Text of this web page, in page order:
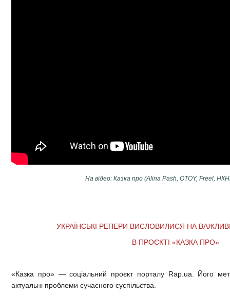
На відео: Казка про (Alina Pash, OTOY, Freel,
УКРАЇНСЬКІ РЕПЕРИ ВИСЛОВИЛИСЯ НА
В ПРОЄКТІ «КАЗКА ПРО»
«Казка про» —соціальний проєкт порталу Rap.ua. Його
актуальні проблеми сучасного суспільства.